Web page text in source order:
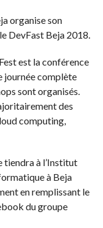
organise son
DevFast Beja 2018.
est la conférence
journée complète
sont organisés.
des
computing,
tiendra à l’Institut
à Beja
en remplissant le
du groupe